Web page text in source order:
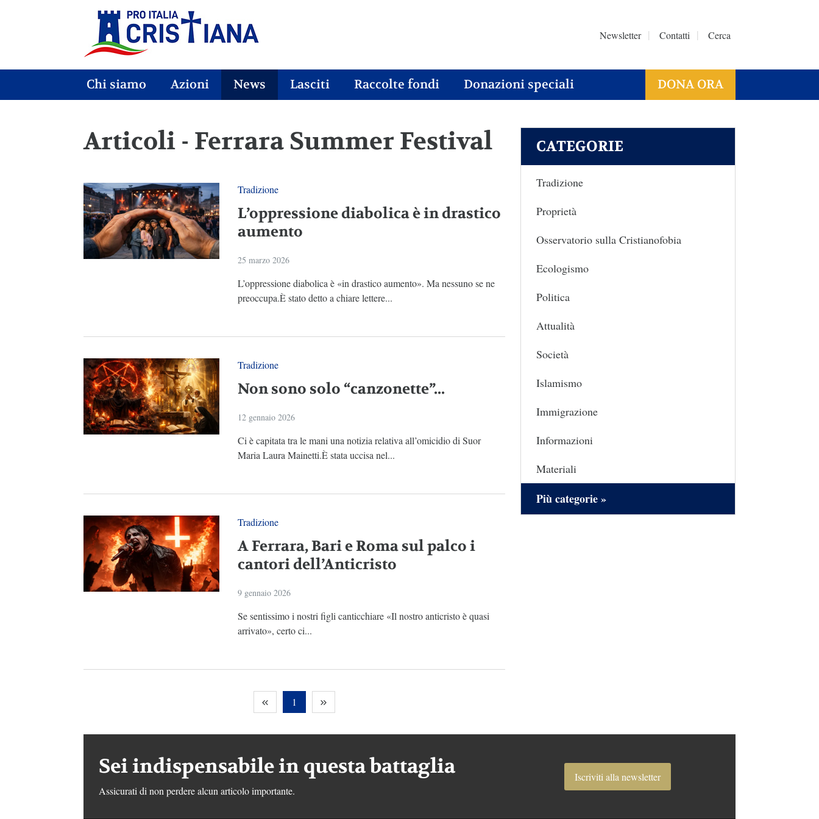
Newsletter Contatti Cerca
Chi siamo Azioni News Lasciti Raccolte fondi Donazioni speciali DONA ORA
Articoli - Ferrara Summer Festival
Tradizione
L’oppressione diabolica è in drastico
aumento
25 marzo 2026
L’oppressione diabolica è «in drastico aumento». Ma nessuno se ne
preoccupa.È stato detto a chiare lettere...
Tradizione
Non sono solo “canzonette”...
12 gennaio 2026
Ci è capitata tra le mani una notizia relativa all’omicidio di Suor
Maria Laura Mainetti.È stata uccisa nel...
Tradizione
A Ferrara, Bari e Roma sul palco i
cantori dell’Anticristo
9 gennaio 2026
Se sentissimo i nostri figli canticchiare «Il nostro anticristo è quasi
arrivato», certo ci...
1
CATEGORIE
Tradizione
Proprietà
Osservatorio sulla Cristianofobia
Ecologismo
Politica
Attualità
Società
Islamismo
Immigrazione
Informazioni
Materiali
Più categorie »
Sei indispensabile in questa battaglia
Assicurati di non perdere alcun articolo importante.
Iscriviti alla newsletter